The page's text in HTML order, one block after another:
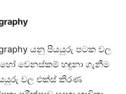
යනු පියයුරු පටක වල
වෙනස්කම් හඳුනා ගැනීම
වල එක්ස් කිරණ